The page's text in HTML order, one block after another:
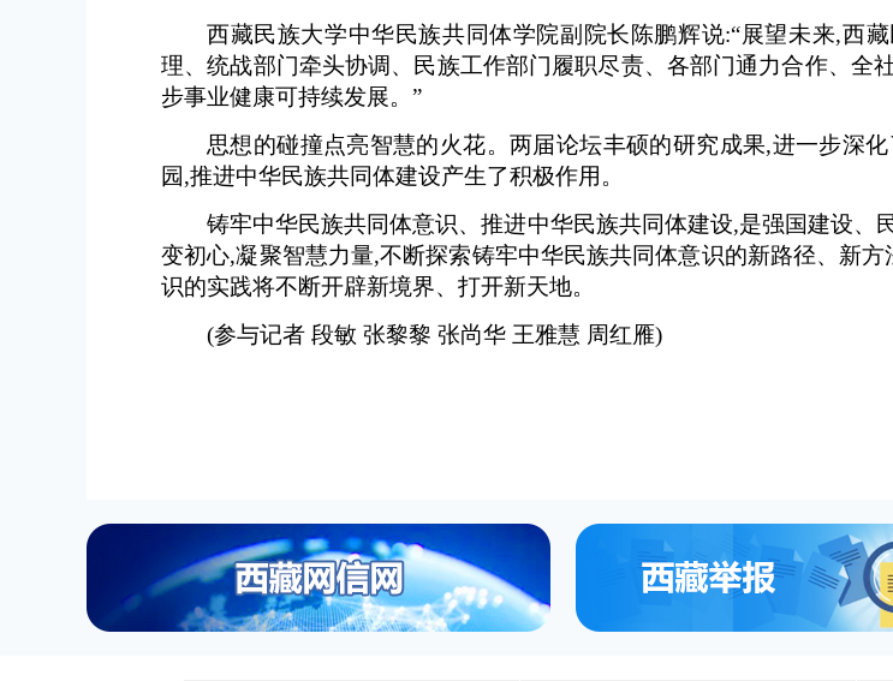
西藏民族大学中华民族共同体学院副院长陈鹏辉说:“展望未来,西
理、统战部门牵头协调、民族工作部门履职尽责、各部门通力合作、全
步事业健康可持续发展。”
思想的碰撞点亮智慧的火花。两届论坛丰硕的研究成果,进一步深
园,推进中华民族共同体建设产生了积极作用。
铸牢中华民族共同体意识、推进中华民族共同体建设,是强国建设
变初心,凝聚智慧力量,不断探索铸牢中华民族共同体意识的新路径、新
识的实践将不断开辟新境界、打开新天地。
(参与记者 段敏 张黎黎 张尚华 王雅慧 周红雁)